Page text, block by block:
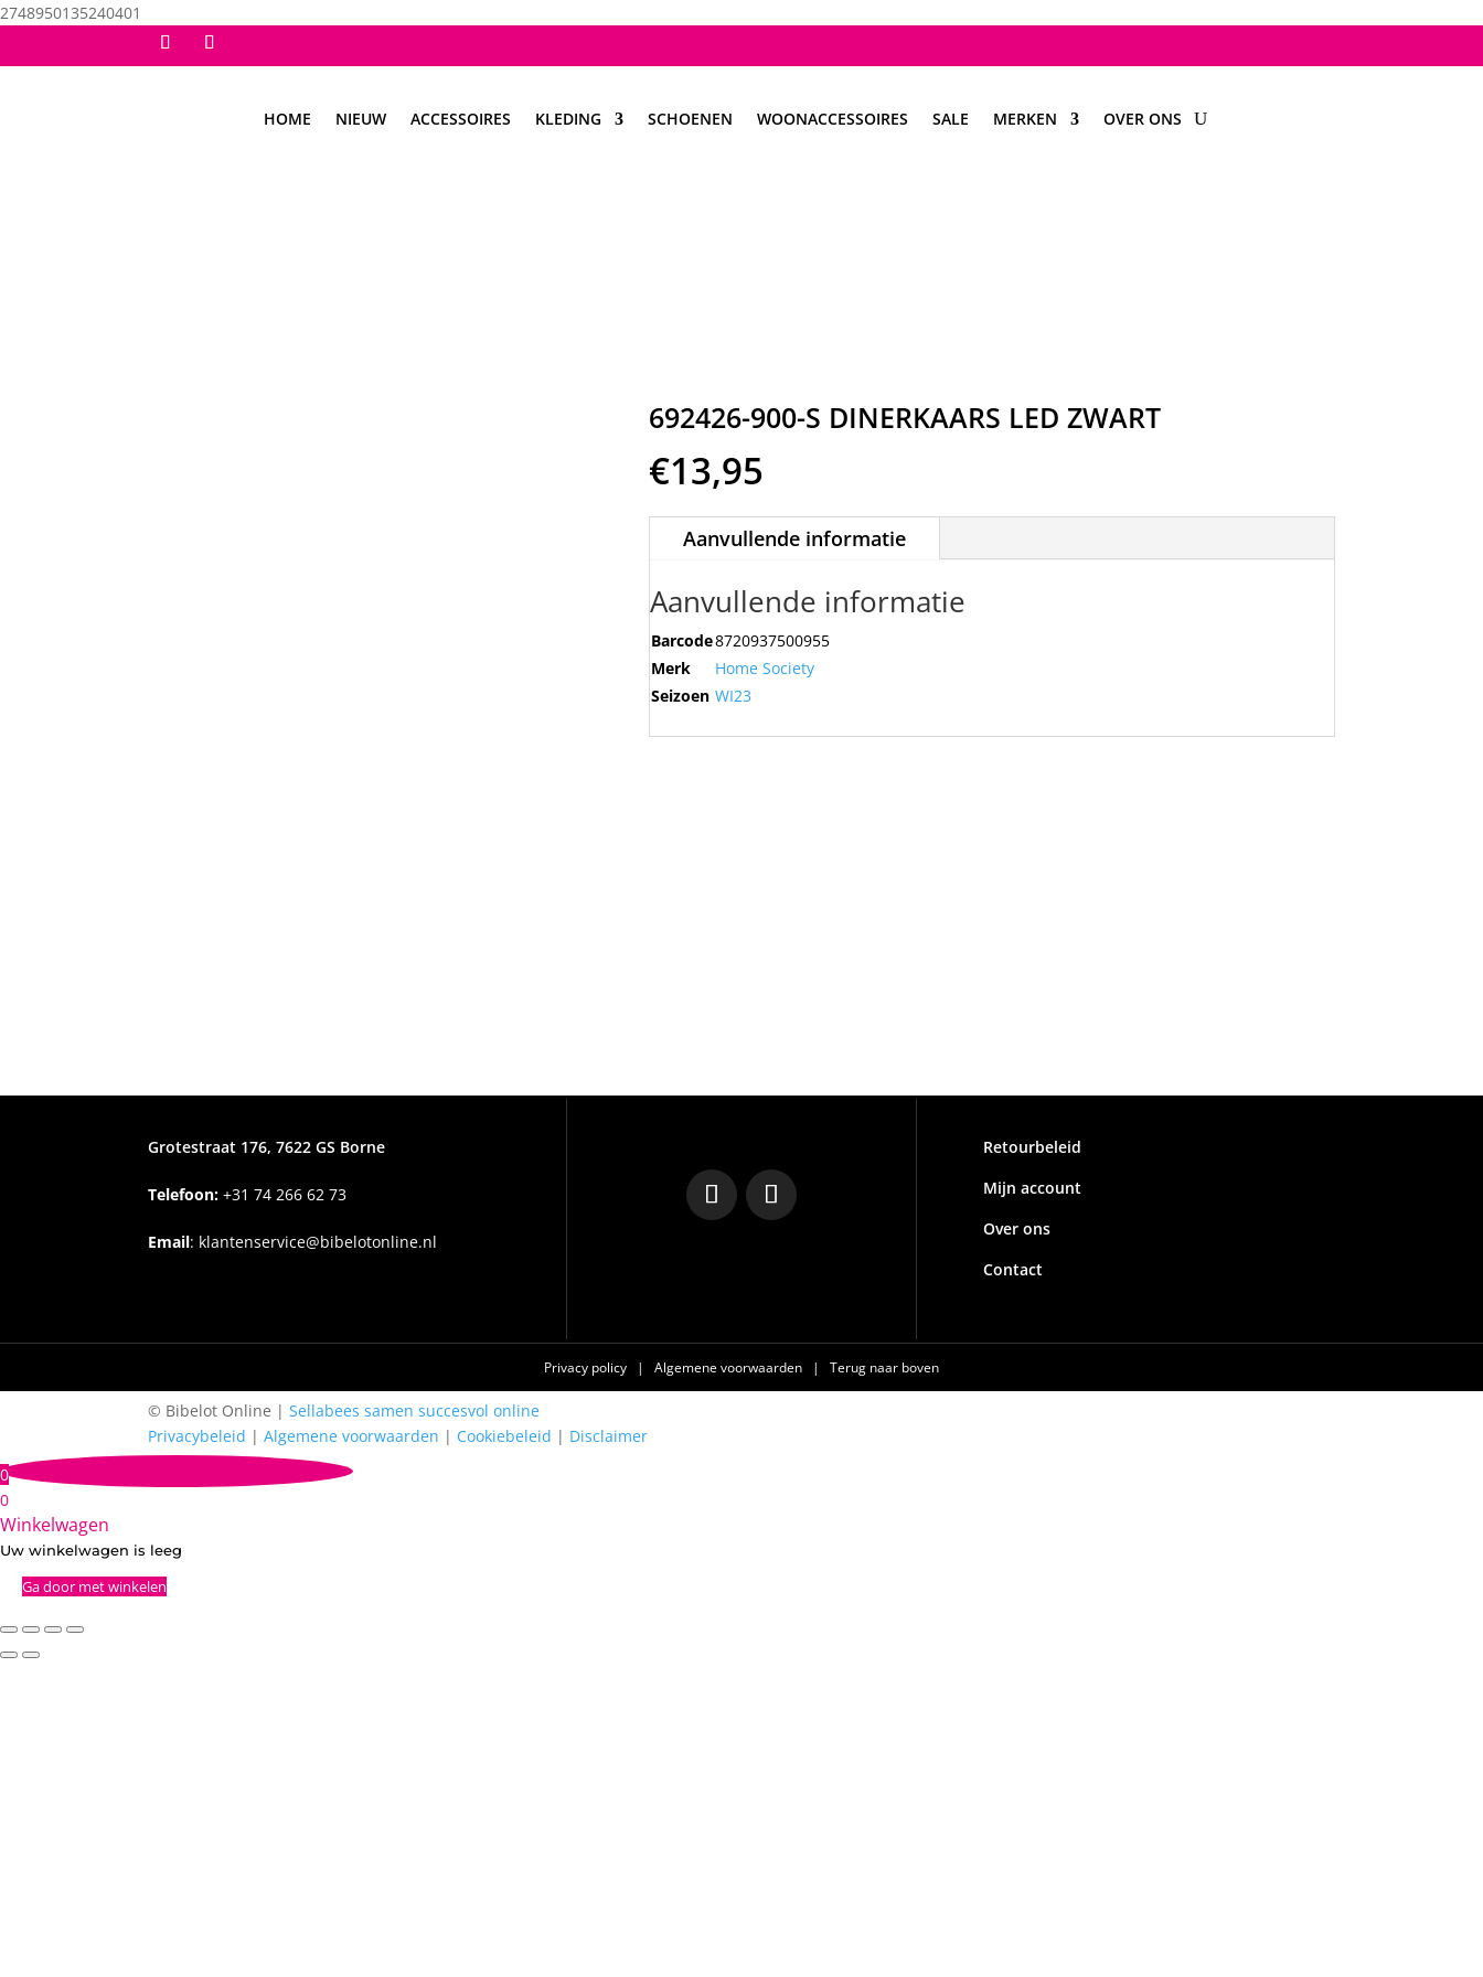
2748950135240401
HOME NIEUW ACCESSOIRES KLEDING SCHOENEN WOONACCESSOIRES SALE MERKEN OVER ONS
692426-900-S DINERKAARS LED ZWART
€13,95
Aanvullende informatie
Aanvullende informatie
Barcode8720937500955
Merk
Home Society
Seizoen WI23
Grotestraat 176, 7622 GS Borne
Telefoon: +3174 266 62 73
Email: klantenservice@bibelotonline.nl
Retourbeleid
Mijn account
Over ons
Contact
Privacy policy | Algemene voorwaarden | Terug naar boven
© Bibelot Online |Sellabees samen succesvol online
Privacybeleid |Algemene voorwaarden | Cookiebeleid | Disclaimer
0
0
Winkelwagen
Uw winkelwagen is leeg
Ga door met winkelen